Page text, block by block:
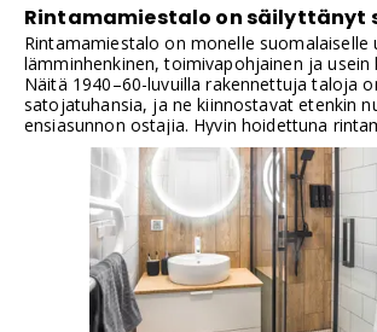
Rintamamiestalo on säilyttänyt
Rintamamiestalo on monelle suomalaiselle
lämminhenkinen, toimivapohjainen ja usein
Näitä 1940–60-luvuilla rakennettuja taloja
satojatuhansia, ja ne kiinnostavat etenkin
ensiasunnon ostajia. Hyvin hoidettuna
mahdollista asua mukavasti
talon ostaminen vaatii harkintaa, tietoa ja
remontointia.Tässä artikkelissa käymme
tyypillinen rintamamiestalo, mitä
odottaa ja miten talosta saa nykyaikaisen